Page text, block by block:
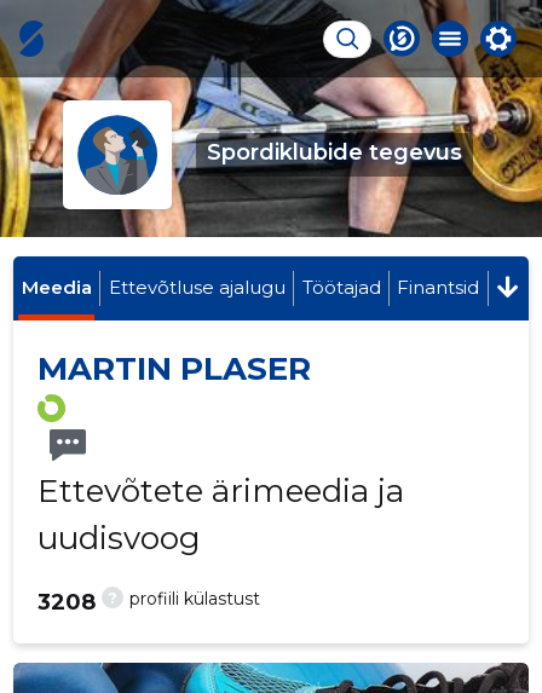
Spordiklubide tegevus
Meedia Ettevõtluse ajalugu Töötajad Finantsid
MARTIN PLASER
Ettevõtete ärimeedia ja
uudisvoog
? profiili külastust
3208